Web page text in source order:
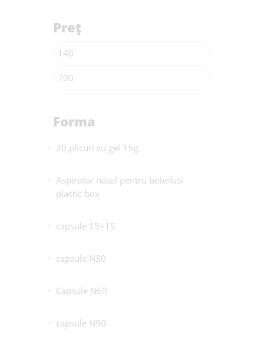
Preț
Forma
20 plicuri cu gel 15g.
Aspirator nasal pentru bebelusi
plastic box
capsule 15+15
capsule N30
Capsule N60
capsule N90